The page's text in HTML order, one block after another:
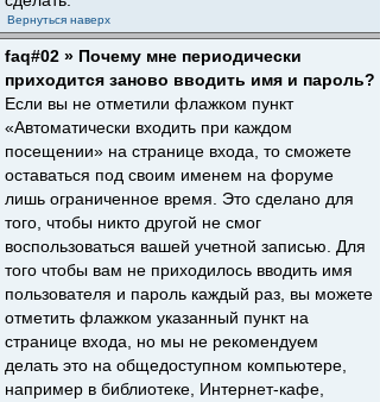
Вернуться наверх
faq#02 » Почему мне периодически
приходится заново вводить имя и пароль?
Если вы не отметили флажком пункт
«Автоматически входить при каждом
посещении» на странице входа, то сможете
оставаться под своим именем на форуме
лишь ограниченное время. Это сделано для
того, чтобы никто другой не смог
воспользоваться вашей учетной записью. Для
того чтобы вам не приходилось вводить имя
пользователя и пароль каждый раз, вы можете
отметить флажком указанный пункт на
странице входа, но мы не рекомендуем
делать это на общедоступном компьютере,
например в библиотеке, Интернет-кафе,